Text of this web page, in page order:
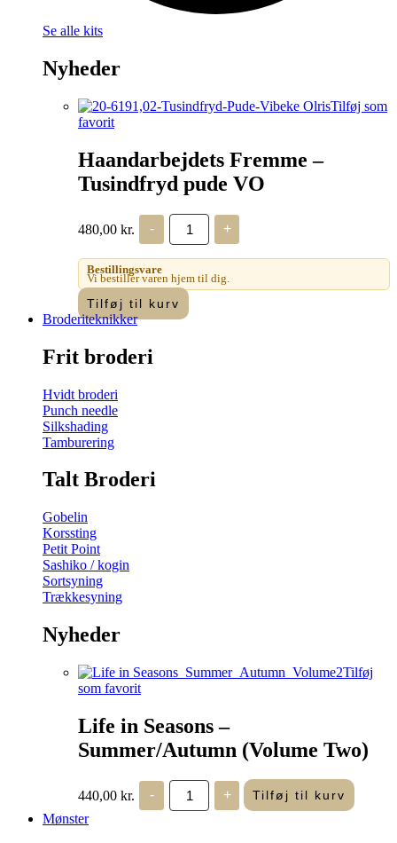
Se alle kits
Nyheder
Tilføj som
favorit
Haandarbejdets Fremme –
Tusindfryd pude VO
480,00 kr. -
Haandarbejdets
Fremme
-
Tusindfryd
pude
VO
antal
+
Bestillingsvare
Vi bestiller varen hjem til dig.
Tilføj til kurv
Broderiteknikker
Frit broderi
Hvidt broderi
Punch needle
Silkshading
Tamburering
Talt Broderi
Gobelin
Korssting
Petit Point
Sashiko / kogin
Sortsyning
Trækkesyning
Nyheder
Tilføj
som favorit
Life in Seasons –
Summer/Autumn (Volume Two)
440,00 kr. -
Life
Seasons
+ Tilføj til kurv
Mønster